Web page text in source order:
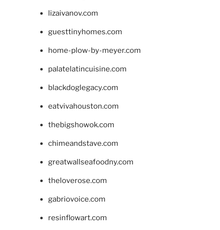
lizaivanov.com
guesttinyhomes.com
home-plow-by-meyer.com
palatelatincuisine.com
blackdoglegacy.com
eatvivahouston.com
thebigshowok.com
chimeandstave.com
greatwallseafoodny.com
theloverose.com
gabriovoice.com
resinflowart.com